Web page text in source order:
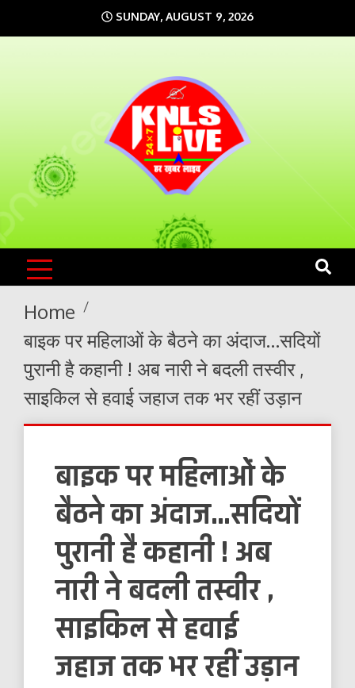
to
SUNDAY, AUGUST 9, 2026
KNLS LIVE
India`s No.1 News Portal
Home
बाइक पर महिलाओं के बैठने का अंदाज…सदियों
पुरानी है कहानी ! अब नारी ने बदली तस्वीर ,
साइकिल से हवाई जहाज तक भर रहीं उड़ान
बाइक पर महिलाओं के
बैठने का अंदाज…सदियों
पुरानी है कहानी ! अब
नारी ने बदली तस्वीर ,
साइकिल से हवाई
जहाज तक भर रहीं उड़ान